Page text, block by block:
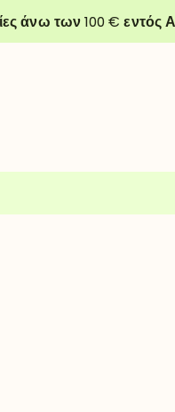
άνω των 100 € εντός